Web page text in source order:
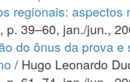
regionais: aspectos
p. 39–60, jan./jun.,
do ônus da prova
/ Hugo Leonardo